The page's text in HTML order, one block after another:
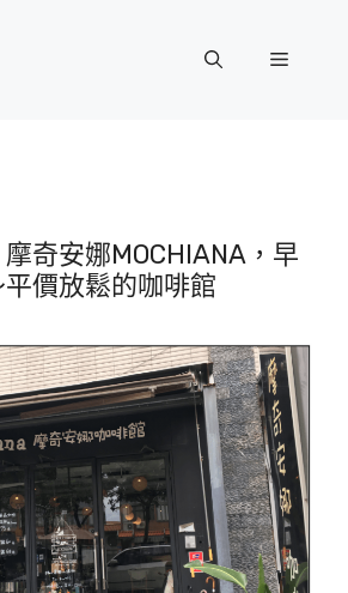
選
摩奇安娜MOCHIANA，早
價放鬆的咖啡館